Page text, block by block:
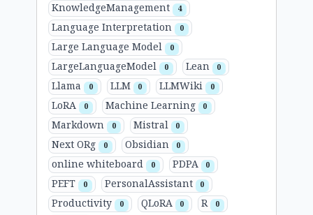
KnowledgeManagement 4
Language Interpretation 0
Large Language Model 0
LargeLanguageModel 0 Lean 0
Llama 0 LLM 0 LLMWiki 0
LoRA 0 Machine Learning 0
Markdown 0 Mistral 0
Next ORg 0 Obsidian 0
online whiteboard 0 PDPA 0
PEFT 0 PersonalAssistant 0
Productivity 0 QLoRA 0 R 0